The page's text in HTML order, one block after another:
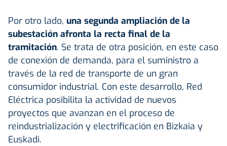
Por otro lado, una segunda ampliación de la
subestación afronta la recta final de la
tramitación. Se trata de otra posición, en este caso
de conexión de demanda, para el suministro a
través de la red de transporte de un gran
consumidor industrial. Con este desarrollo, Red
Eléctrica posibilita la actividad de nuevos
proyectos que avanzan en el proceso de
reindustrialización y electrificación en Bizkaia y
Euskadi.